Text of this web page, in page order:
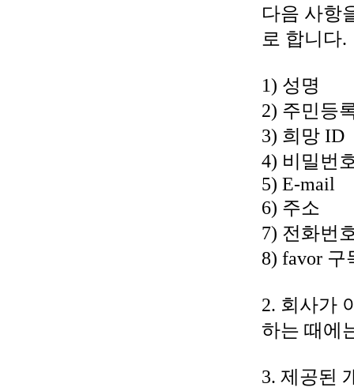
다음 사항
로 합니다.
1) 성명
2) 주민등
3) 희망 ID
4) 비밀번
5) E-mail
6) 주소
7) 전화번
8) favor 구
2. 회사가
하는 때에
3. 제공된